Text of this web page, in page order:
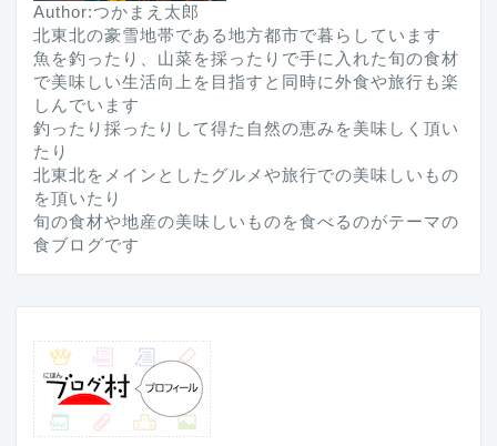
Author:つかまえ太郎
北東北の豪雪地帯である地方都市で暮らしています
魚を釣ったり、山菜を採ったりで手に入れた旬の食材
で美味しい生活向上を目指すと同時に外食や旅行も楽
しんでいます
釣ったり採ったりして得た自然の恵みを美味しく頂い
たり
北東北をメインとしたグルメや旅行での美味しいもの
を頂いたり
旬の食材や地産の美味しいものを食べるのがテーマの
食ブログです